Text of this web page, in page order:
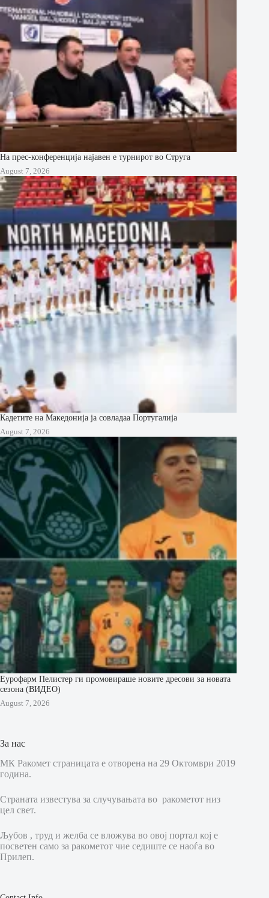
На прес-конференција најавен е турнирот во Струга
August 7, 2026
Кадетите на Македонија ја совладаа Португалија
August 7, 2026
Еурофарм Пелистер ги промовираше новите дресови за новата
сезона (ВИДЕО)
August 7, 2026
За нас
МК Ракомет страницата е отворена на 29 Октомври 2019
година.
Страната известува за случувањата во ракометот низ
цел свет.
Љубов , труд и желба се вложува во овој портал кој е
посветен само за ракометот чие седиште се наоѓа во
Прилеп.